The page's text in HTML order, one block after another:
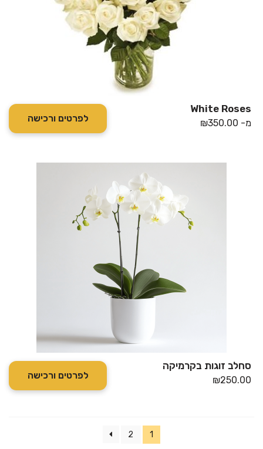
White Roses
מ- ₪350.00 לפרטים ורכישה
סחלב זוגות בקרמיקה
₪250.00 לפרטים ורכישה
1
2